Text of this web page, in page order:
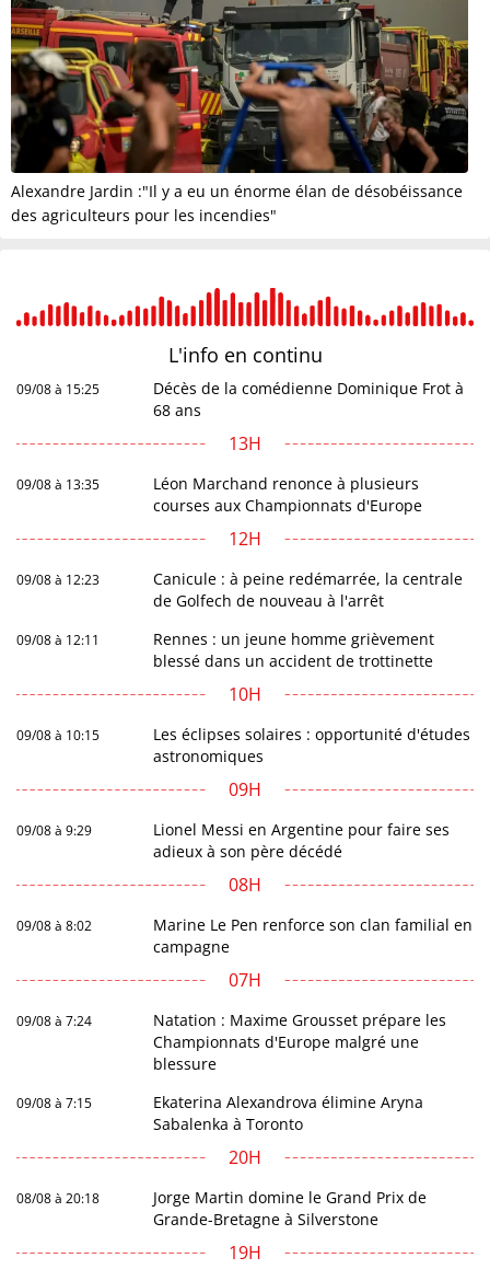
Alexandre Jardin :"Il y a eu un énorme élan de désobéissance
des agriculteurs pour les incendies"
L'info en continu
09/08 à 15:25
Décès de la comédienne Dominique Frot à
68 ans
13H
09/08 à 13:35
Léon Marchand renonce à plusieurs
courses aux Championnats d'Europe
12H
09/08 à 12:23
Canicule : à peine redémarrée, la centrale
de Golfech de nouveau à l'arrêt
09/08 à 12:11
Rennes : un jeune homme grièvement
blessé dans un accident de trottinette
10H
09/08 à 10:15
Les éclipses solaires : opportunité d'études
astronomiques
09H
09/08 à 9:29
Lionel Messi en Argentine pour faire ses
adieux à son père décédé
08H
09/08 à 8:02
Marine Le Pen renforce son clan familial en
campagne
07H
09/08 à 7:24
Natation : Maxime Grousset prépare les
Championnats d'Europe malgré une
blessure
09/08 à 7:15
Ekaterina Alexandrova élimine Aryna
Sabalenka à Toronto
20H
08/08 à 20:18
Jorge Martin domine le Grand Prix de
Grande-Bretagne à Silverstone
19H